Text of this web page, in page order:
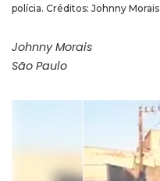
polícia. Créditos: Johnny Morais
Johnny Morais
São Paulo